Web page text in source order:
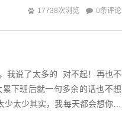
17738次浏览 0条评论
我说了太多的 对不起！再也不
下班后就一句多余的话也不想
太少其实，我每天都会想你们